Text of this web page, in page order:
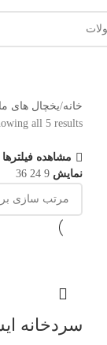
خانه یخچال های
all 5 results
مشاهده فیلترها
نمایش9
24
36
سردخانه